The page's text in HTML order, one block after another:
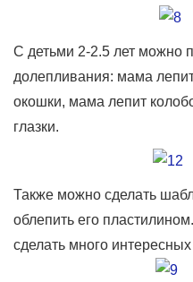
С детьми 2-2.5 лет можно
долепливания: мама
окошки, мама лепит
глазки.
Также можно сделать
облепить его
сделать много